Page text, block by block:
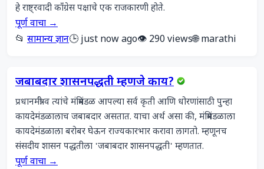
हे राष्ट्रवादी काँग्रेस पक्षाचे एक राजकारणी होते.
पूर्ण वाचा →
📂 सामान्य ज्ञान🕒 just now ago👁️ 290 views🌐 marathi
जबाबदार शासनपद्धती म्हणजे काय?
प्रधानमंत्री व त्यांचे मंत्रिमंडळ आपल्या सर्व कृती आणि धोरणांसाठी पुन्हा
कायदेमंडळालाच जबाबदार असतात. याचा अर्थ असा की, मंत्रिमंडळाला
कायदेमंडळाला बरोबर घेऊन राज्यकारभार करावा लागतो. म्हणूनच
संसदीय शासन पद्धतीला 'जबाबदार शासनपद्धती' म्हणतात.
पूर्ण वाचा →